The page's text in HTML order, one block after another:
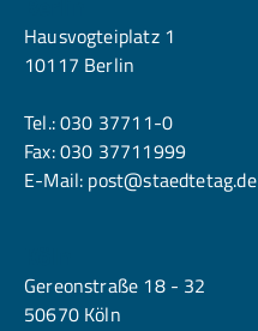
Hausvogteiplatz 1
10117 Berlin
Tel.:030 37711-0
Fax: 030 37711999
E-Mail: post@staedtetag.de
Gereonstraße 18 - 32
50670 Köln